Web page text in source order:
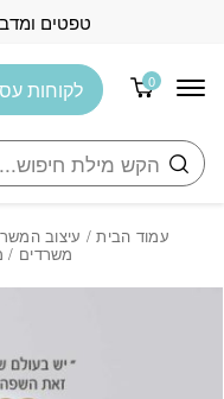
טפטים
0
חיפוש
לקוחות
עמוד הבית/ עיצוב
משרדים /